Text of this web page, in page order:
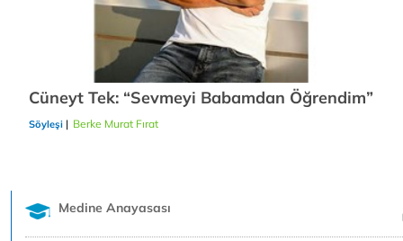
Cüneyt Tek: “Sevmeyi Babamdan Öğrendim”
Söyleşi | Berke Murat Fırat
Medine Anayasası